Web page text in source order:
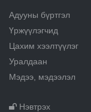
Адууны бүртгэл
Үржүүлэгчид
Цахим хээлтүүлэг
Уралдаан
Мэдээ, мэдээлэл
Нэвтрэх